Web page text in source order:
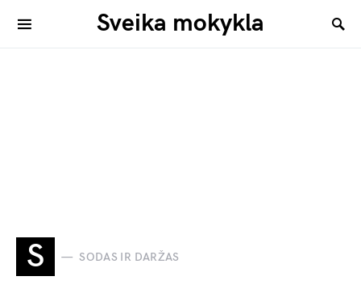
Sveika mokykla
S SODAS IR DARŽAS